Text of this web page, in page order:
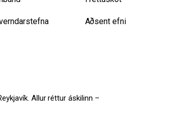
Aðsent efni
Allur réttur áskilinn –